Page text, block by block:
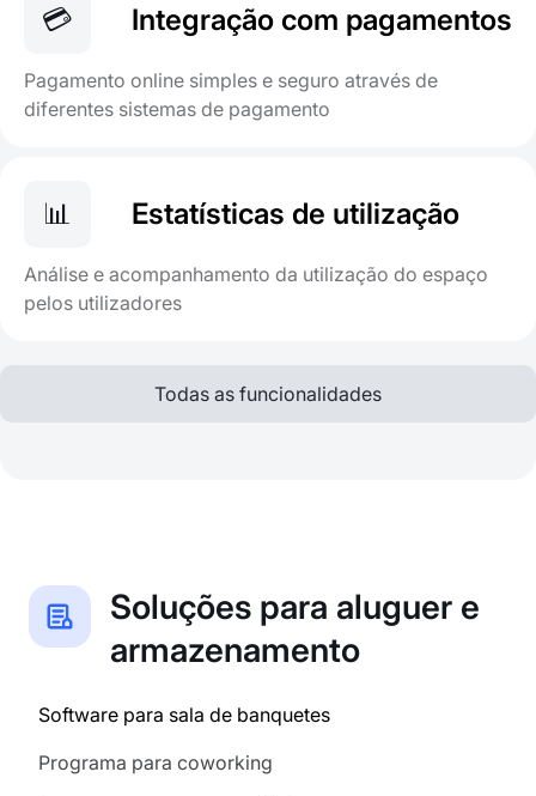
💳 Integração com pagamentos
Pagamento online simples e seguro através de
diferentes sistemas de pagamento
📊 Estatísticas de utilização
Análise e acompanhamento da utilização do espaço
pelos utilizadores
Todas as funcionalidades
Soluções para aluguer e
armazenamento
Software para sala de banquetes
Programa para coworking